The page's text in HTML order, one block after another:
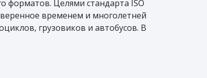
форматов. Целями стандарта ISO
временем и многолетней
грузовиков и автобусов. В